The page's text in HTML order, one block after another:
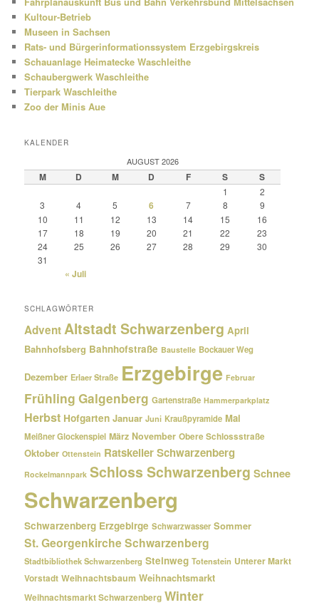
Kultour-Betrieb
Museen in Sachsen
Rats- und Bürgerinformationssystem Erzgebirgskreis
Schauanlage Heimatecke Waschleithe
Schaubergwerk Waschleithe
Tierpark Waschleithe
Zoo der Minis Aue
KALENDER
AUGUST 2026
M D M D F S S
1
2
3
4 5 6 7 8
9
10
11 12 13 14 15
16
17
18 19 20 21 22
23
24
25 26 27 28 29
30
31
« Juli
SCHLAGWÖRTER
AdventAltstadt Schwarzenberg April
Bahnhofsberg Bahnhofstraße Baustelle Bockauer Weg
Dezember Erlaer Straße Erzgebirge Februar
Frühling Galgenberg Gartenstraße Hammerparkplatz
Herbst Hofgarten Januar Juni Kraußpyramide Mai
Meißner Glockenspiel März November Obere Schlossstraße
Oktober Ottenstein Ratskeller Schwarzenberg
Rockelmannpark Schloss Schwarzenberg Schnee
Schwarzenberg
Schwarzenberg Erzgebirge Schwarzwasser Sommer
St. Georgenkirche Schwarzenberg
Stadtbibliothek Schwarzenberg Steinweg Totenstein Unterer Markt
Vorstadt Weihnachtsbaum Weihnachtsmarkt
Weihnachtsmarkt Schwarzenberg Winter